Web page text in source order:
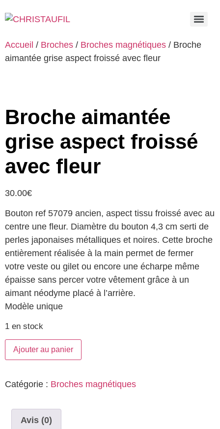
Accueil / Broches / Broches magnétiques / Broche
aimantée grise aspect froissé avec fleur
Broche aimantée
grise aspect froissé
avec fleur
30.00€
Bouton ref 57079 ancien, aspect tissu froissé avec au
centre une fleur. Diamètre du bouton 4,3 cm serti de
perles japonaises métalliques et noires. Cette broche
entièrement réalisée à la main permet de fermer
votre veste ou gilet ou encore une écharpe même
épaisse sans percer votre vêtement grâce à un
aimant néodyme placé à l’arrière.
Modèle unique
1 en stock
Ajouter au panier
Catégorie : Broches magnétiques
Avis (0)